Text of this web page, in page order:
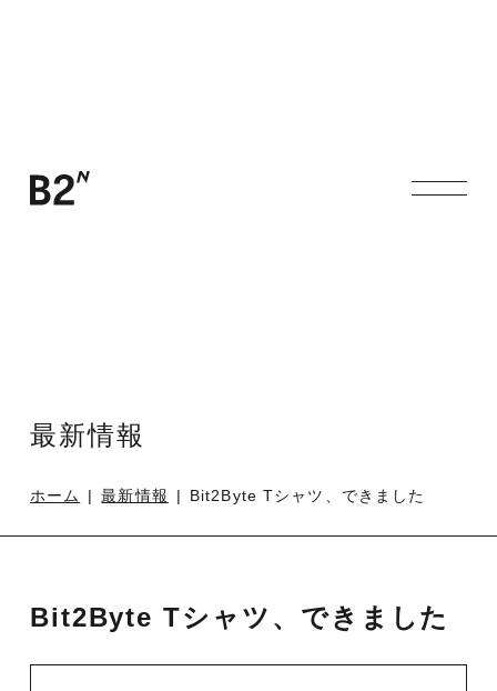
最新情報
ホーム 最新情報 Bit2Byte Tシャツ、できました
Bit2Byte Tシャツ、できました